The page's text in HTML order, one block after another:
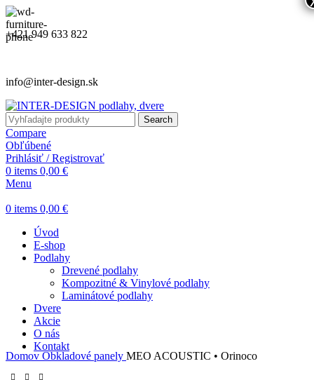
+421 949 633 822
info@inter-design.sk
Search
Compare
Obľúbené
Prihlásiť / Registrovať
0 items 0,00 €
Menu
0 items 0,00 €
Úvod
E-shop
Podlahy
Drevené podlahy
Kompozitné & Vinylové podlahy
Laminátové podlahy
Dvere
Akcie
O nás
Kontakt
Domov Obkladové panely MEO ACOUSTIC • Orinoco